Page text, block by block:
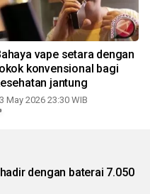
vape setara dengan
konvensional bagi
jantung
May 2026 23:30 WIB
dengan baterai 7.050